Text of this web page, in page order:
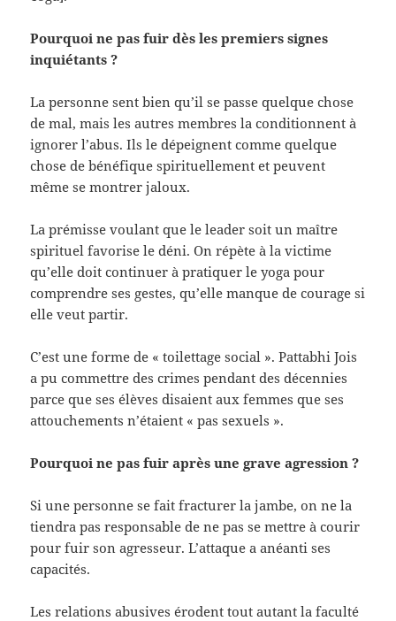
Pourquoi ne pas fuir dès les premiers signes
inquiétants ?
La personne sent bien qu’il se passe quelque chose
de mal, mais les autres membres la conditionnent à
ignorer l’abus. Ils le dépeignent comme quelque
chose de bénéfique spirituellement et peuvent
même se montrer jaloux.
La prémisse voulant que le leader soit un maître
spirituel favorise le déni. On répète à la victime
qu’elle doit continuer à pratiquer le yoga pour
comprendre ses gestes, qu’elle manque de courage si
elle veut partir.
C’est une forme de « toilettage social ». Pattabhi Jois
a pu commettre des crimes pendant des décennies
parce que ses élèves disaient aux femmes que ses
attouchements n’étaient « pas sexuels ».
Pourquoi ne pas fuir après une grave agression ?
Si une personne se fait fracturer la jambe, on ne la
tiendra pas responsable de ne pas se mettre à courir
pour fuir son agresseur. L’attaque a anéanti ses
capacités.
Les relations abusives érodent tout autant la faculté